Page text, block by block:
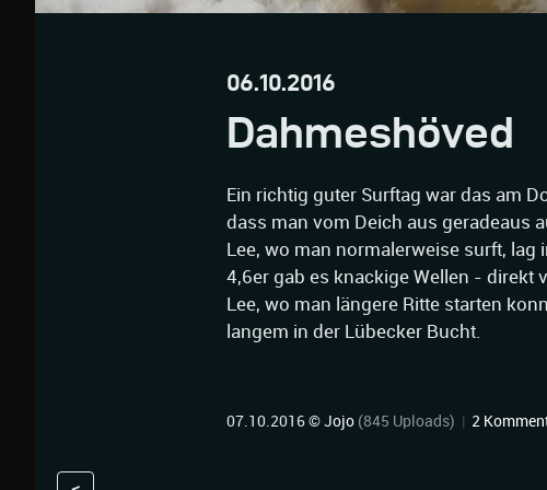
06.10.2016
Dahmeshöved
Ein richtig guter Surftag war das am
dass man vom Deich aus geradeaus
Lee, wo man normalerweise surft,
4,6er gab es knackige Wellen - direkt
Lee, wo man längere Ritte starten
langem in der Lübecker Bucht.
07.10.2016 ©Jojo (845 Uploads) | 2